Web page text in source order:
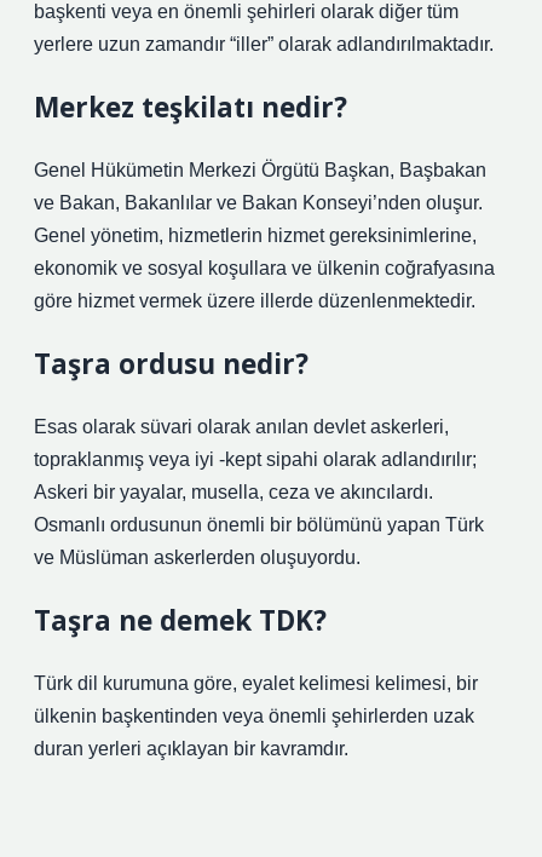
başkenti veya en önemli şehirleri olarak diğer tüm
yerlere uzun zamandır “iller” olarak adlandırılmaktadır.
Merkez teşkilatı nedir?
Genel Hükümetin Merkezi Örgütü Başkan, Başbakan
ve Bakan, Bakanlılar ve Bakan Konseyi’nden oluşur.
Genel yönetim, hizmetlerin hizmet gereksinimlerine,
ekonomik ve sosyal koşullara ve ülkenin coğrafyasına
göre hizmet vermek üzere illerde düzenlenmektedir.
Taşra ordusu nedir?
Esas olarak süvari olarak anılan devlet askerleri,
topraklanmış veya iyi -kept sipahi olarak adlandırılır;
Askeri bir yayalar, musella, ceza ve akıncılardı.
Osmanlı ordusunun önemli bir bölümünü yapan Türk
ve Müslüman askerlerden oluşuyordu.
Taşra ne demek TDK?
Türk dil kurumuna göre, eyalet kelimesi kelimesi, bir
ülkenin başkentinden veya önemli şehirlerden uzak
duran yerleri açıklayan bir kavramdır.